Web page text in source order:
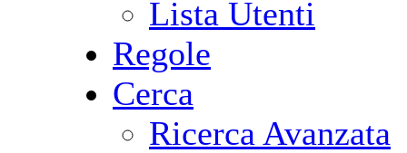
Lista Utenti
Regole
Cerca
Ricerca Avanzata